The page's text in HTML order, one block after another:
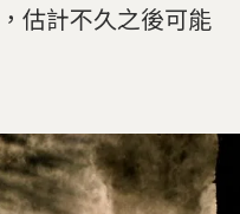
估計不久之後可能